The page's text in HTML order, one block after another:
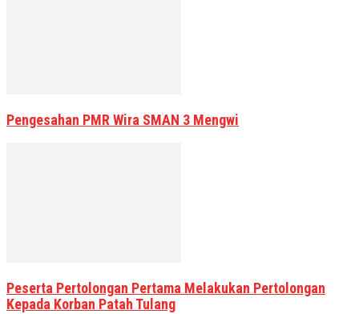
Pengesahan PMR Wira SMAN 3 Mengwi
Peserta Pertolongan Pertama Melakukan Pertolongan
Kepada Korban Patah Tulang